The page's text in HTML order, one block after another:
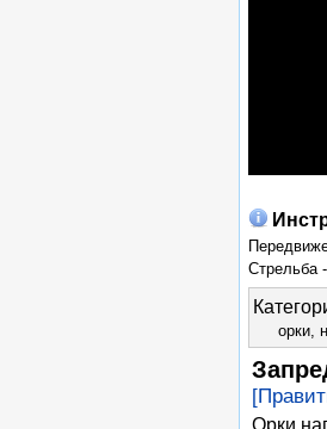
Стрельба
орки,
Орки